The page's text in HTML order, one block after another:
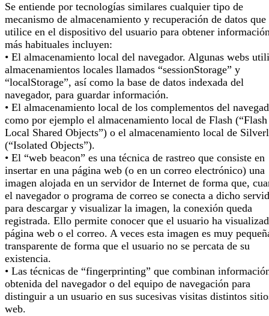
Se entiende por tecnologías similares cualquier tipo de
mecanismo de almacenamiento y recuperación de datos que
utilice en el dispositivo del usuario para obtener
más habituales incluyen:
• El almacenamiento local del navegador. Algunas webs
almacenamientos locales llamados “sessionStorage” y
“localStorage”, así como la base de datos indexada del
navegador, para guardar información.
• El almacenamiento local de los complementos del
como por ejemplo el almacenamiento local de Flash (“Flash
Local Shared Objects”) o el almacenamiento local de
(“Isolated Objects”).
• El “web beacon” es una técnica de rastreo que consiste en
insertar en una página web (o en un correo electrónico) una
imagen alojada en un servidor de Internet de forma que,
el navegador o programa de correo se conecta a dicho
para descargar y visualizar la imagen, la conexión queda
registrada. Ello permite conocer que el usuario ha
página web o el correo. A veces esta imagen es muy
transparente de forma que el usuario no se percata de su
existencia.
• Las técnicas de “fingerprinting” que combinan
obtenida del navegador o del equipo de navegación para
distinguir a un usuario en sus sucesivas visitas distintos
web.